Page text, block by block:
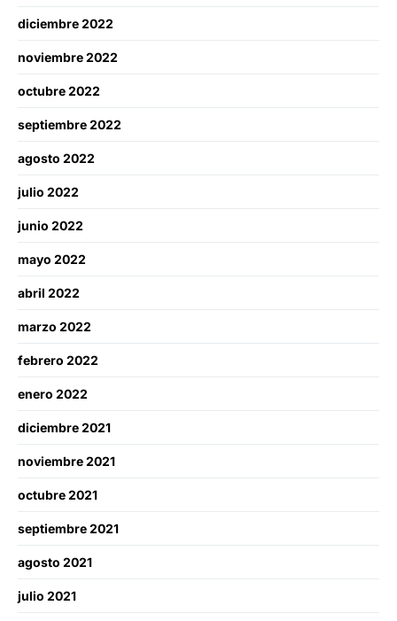
diciembre 2022
noviembre 2022
octubre 2022
septiembre 2022
agosto 2022
julio 2022
junio 2022
mayo 2022
abril 2022
marzo 2022
febrero 2022
enero 2022
diciembre 2021
noviembre 2021
octubre 2021
septiembre 2021
agosto 2021
julio 2021